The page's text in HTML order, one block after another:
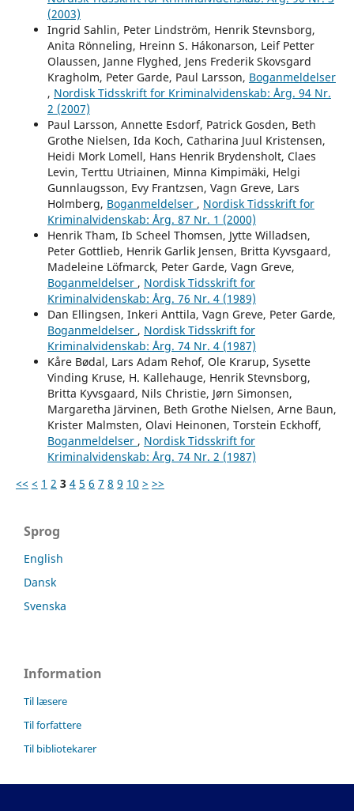
(2003)
Ingrid Sahlin, Peter Lindström, Henrik Stevnsborg,
Anita Rönneling, Hreinn S. Hákonarson, Leif Petter
Olaussen, Janne Flyghed, Jens Frederik Skovsgard
Kragholm, Peter Garde, Paul Larsson, Boganmeldelser
, Nordisk Tidsskrift for Kriminalvidenskab: Årg. 94 Nr.
2 (2007)
Paul Larsson, Annette Esdorf, Patrick Gosden, Beth
Grothe Nielsen, Ida Koch, Catharina Juul Kristensen,
Heidi Mork Lomell, Hans Henrik Brydensholt, Claes
Levin, Terttu Utriainen, Minna Kimpimäki, Helgi
Gunnlaugsson, Evy Frantzsen, Vagn Greve, Lars
Holmberg, Boganmeldelser , Nordisk Tidsskrift for
Kriminalvidenskab: Årg. 87 Nr. 1 (2000)
Henrik Tham, Ib Scheel Thomsen, Jytte Willadsen,
Peter Gottlieb, Henrik Garlik Jensen, Britta Kyvsgaard,
Madeleine Löfmarck, Peter Garde, Vagn Greve,
Boganmeldelser , Nordisk Tidsskrift for
Kriminalvidenskab: Årg. 76 Nr. 4 (1989)
Dan Ellingsen, Inkeri Anttila, Vagn Greve, Peter Garde,
Boganmeldelser , Nordisk Tidsskrift for
Kriminalvidenskab: Årg. 74 Nr. 4 (1987)
Kåre Bødal, Lars Adam Rehof, Ole Krarup, Sysette
Vinding Kruse, H. Kallehauge, Henrik Stevnsborg,
Britta Kyvsgaard, Nils Christie, Jørn Simonsen,
Margaretha Järvinen, Beth Grothe Nielsen, Arne Baun,
Krister Malmsten, Olavi Heinonen, Torstein Eckhoff,
Boganmeldelser , Nordisk Tidsskrift for
Kriminalvidenskab: Årg. 74 Nr. 2 (1987)
<< < 1 2 3 4 5 6 7 8 9 10 > >>
Sprog
English
Dansk
Svenska
Information
Til læsere
Til forfattere
Til bibliotekarer